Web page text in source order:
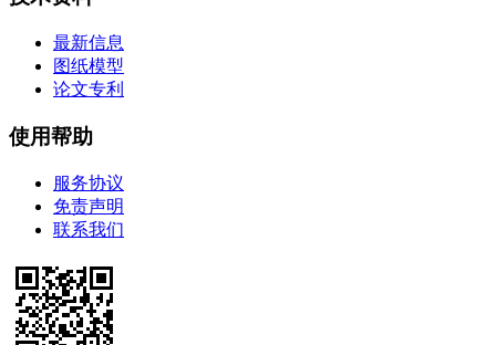
最新信息
图纸模型
论文专利
使用帮助
服务协议
免责声明
联系我们